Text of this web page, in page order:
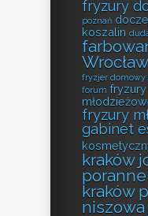
fryzury
poznań
koszalin
Wrocław
fryzjer domowy
forum
fryzury
gabinet
kraków
kraków
niszowa